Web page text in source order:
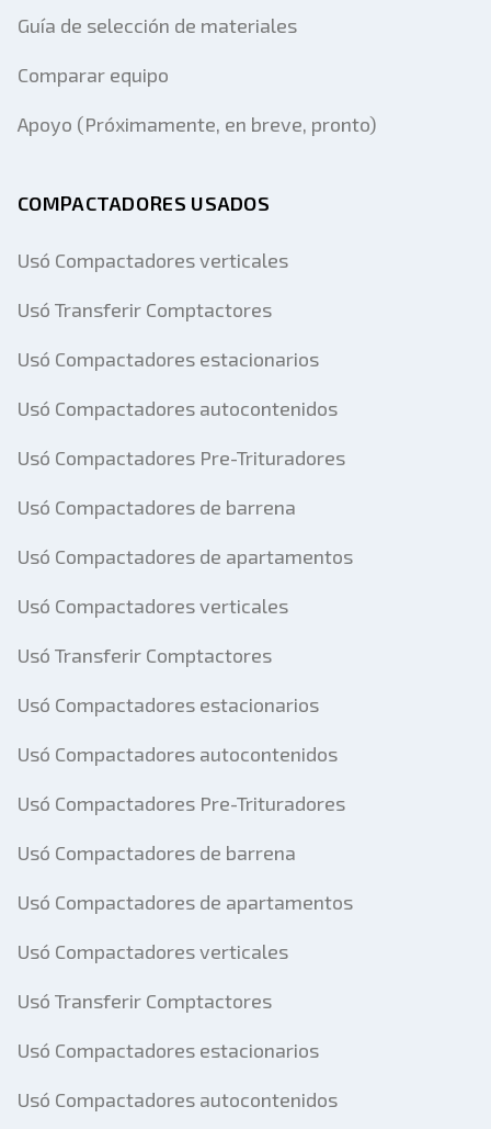
Guía de selección de materiales
Comparar equipo
Apoyo (Próximamente, en breve, pronto)
COMPACTADORES USADOS
Usó Compactadores verticales
Usó Transferir Comptactores
Usó Compactadores estacionarios
Usó Compactadores autocontenidos
Usó Compactadores Pre-Trituradores
Usó Compactadores de barrena
Usó Compactadores de apartamentos
Usó Compactadores verticales
Usó Transferir Comptactores
Usó Compactadores estacionarios
Usó Compactadores autocontenidos
Usó Compactadores Pre-Trituradores
Usó Compactadores de barrena
Usó Compactadores de apartamentos
Usó Compactadores verticales
Usó Transferir Comptactores
Usó Compactadores estacionarios
Usó Compactadores autocontenidos